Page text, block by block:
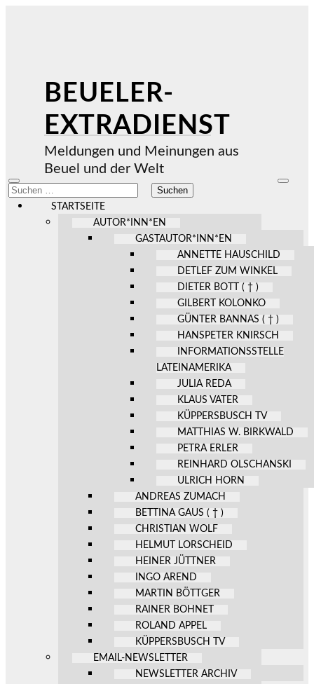
BEUELER-
EXTRADIENST
Meldungen und Meinungen aus
Beuel und der Welt
Mobile-
Menü
ein-/ausblenden
Suchen
nach:
STARTSEITE
AUTOR*INN*EN
GASTAUTOR*INN*EN
ANNETTE HAUSCHILD
DETLEF ZUM WINKEL
DIETER BOTT ( † )
GILBERT KOLONKO
GÜNTER BANNAS ( † )
HANSPETER KNIRSCH
INFORMATIONSSTELLE
LATEINAMERIKA
JULIA REDA
KLAUS VATER
KÜPPERSBUSCH TV
MATTHIAS W. BIRKWALD
PETRA ERLER
REINHARD OLSCHANSKI
ULRICH HORN
ANDREAS ZUMACH
BETTINA GAUS ( † )
CHRISTIAN WOLF
HELMUT LORSCHEID
HEINER JÜTTNER
INGO AREND
MARTIN BÖTTGER
RAINER BOHNET
ROLAND APPEL
KÜPPERSBUSCH TV
EMAIL-NEWSLETTER
NEWSLETTER ARCHIV